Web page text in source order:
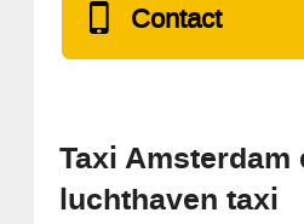
Contact
Taxi Amsterdam
luchthaven taxi